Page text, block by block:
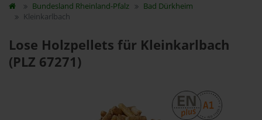
Bundesland Rheinland-Pfalz
Bad Dürkheim
Kleinkarlbach
Lose Holzpellets für Kleinkarlbach
(PLZ 67271)